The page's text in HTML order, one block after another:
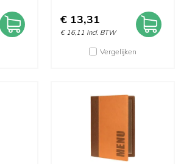
€ 13,31
€ 16,11 Incl. BTW
Vergelijken